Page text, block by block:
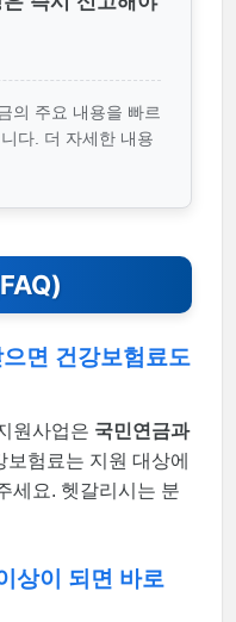
의 주요 내용을 빠르
다. 더 자세한 내용
면 건강보험료도
원사업은 국민연금과
보험료는 지원 대상에
세요. 헷갈리시는 분
상이 되면 바로